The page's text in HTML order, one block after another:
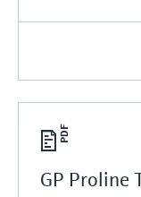
GP Proline